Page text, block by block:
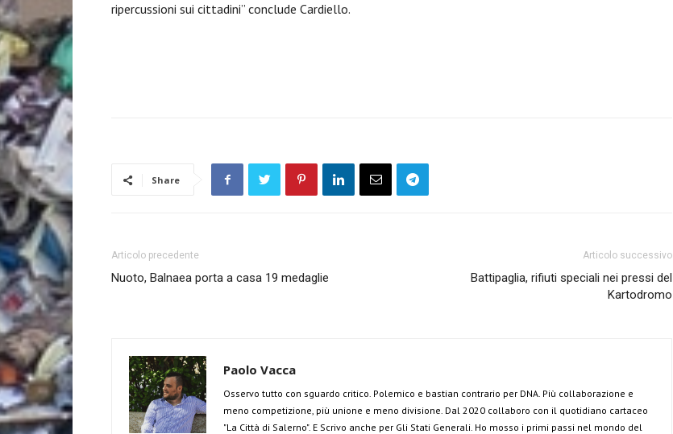
ripercussioni sui cittadini” conclude Cardiello.
Share
Articolo precedente
Nuoto, Balnaea porta a casa 19 medaglie
Articolo successivo
Battipaglia, rifiuti speciali nei pressi del
Kartodromo
Paolo Vacca
Osservo tutto con sguardo critico. Polemico e bastian contrario per DNA. Più collaborazione e
meno competizione, più unione e meno divisione. Dal 2020 collaboro con il quotidiano cartaceo
"La Città di Salerno". E Scrivo anche per Gli Stati Generali. Ho mosso i primi passi nel mondo del